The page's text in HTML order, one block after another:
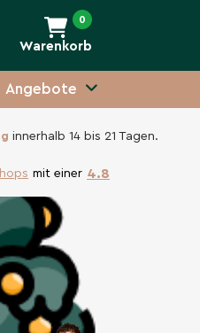
Warenkorb
0
Angebote
innerhalb 14 bis 21 Tagen.
mit einer 4.8